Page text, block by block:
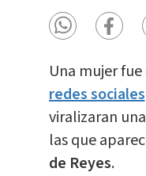
Una mujer
redes sociales
viralizaran
las que
de Reyes.